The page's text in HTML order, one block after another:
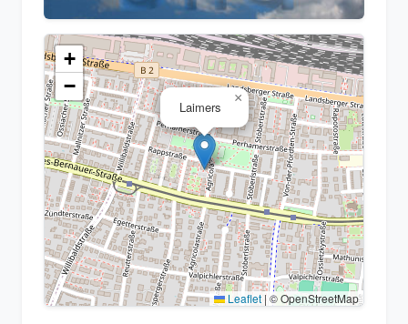
Laimers
×
+
−
Leaflet |© OpenStreetMap